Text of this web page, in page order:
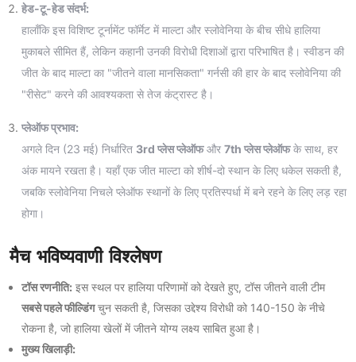
हेड-टू-हेड संदर्भ:
हालाँकि इस विशिष्ट टूर्नामेंट फॉर्मेट में माल्टा और स्लोवेनिया के बीच सीधे हालिया
मुकाबले सीमित हैं, लेकिन कहानी उनकी विरोधी दिशाओं द्वारा परिभाषित है। स्वीडन की
जीत के बाद माल्टा का "जीतने वाला मानसिकता" गर्नसी की हार के बाद स्लोवेनिया की
"रीसेट" करने की आवश्यकता से तेज कंट्रास्ट है।
प्लेऑफ प्रभाव:
अगले दिन (23 मई) निर्धारित 3rd प्लेस प्लेऑफऔर 7th प्लेस प्लेऑफके साथ, हर
अंक मायने रखता है। यहाँ एक जीत माल्टा को शीर्ष-दो स्थान के लिए धकेल सकती है,
जबकि स्लोवेनिया निचले प्लेऑफ स्थानों के लिए प्रतिस्पर्धा में बने रहने के लिए लड़ रहा
होगा।
मैच भविष्यवाणी विश्लेषण
टॉस रणनीति: इस स्थल पर हालिया परिणामों को देखते हुए, टॉस जीतने वाली टीम
सबसे पहले फील्डिंगचुन सकती है, जिसका उद्देश्य विरोधी को 140-150 के नीचे
रोकना है, जो हालिया खेलों में जीतने योग्य लक्ष्य साबित हुआ है।
मुख्य खिलाड़ी: